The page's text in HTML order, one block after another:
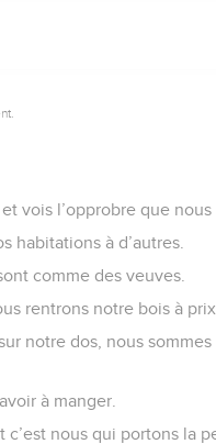
vois l’opprobre que nous
habitations à d’autres.
comme des veuves.
rentrons notre bois à
notre dos, nous
à manger.
nous qui portons la